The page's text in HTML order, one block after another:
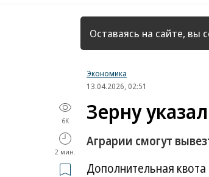
страница
Оставаясь на сайте, вы
Экономика
13.04.2026, 02:51
6K
2 мин.
Зерну
Аграрии смогут
Дополнительная